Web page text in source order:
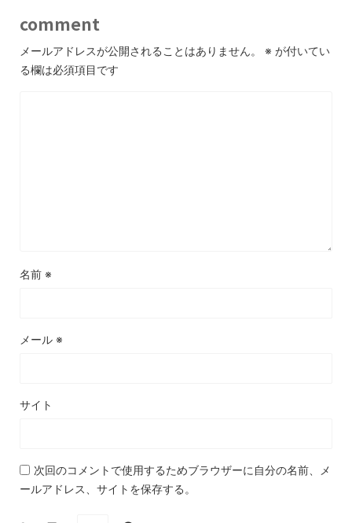
comment
メールアドレスが公開されることはありません。 ※ が付いてい
る欄は必須項目です
名前 ※
メール ※
サイト
次回のコメントで使用するためブラウザーに自分の名前、メ
ールアドレス、サイトを保存する。